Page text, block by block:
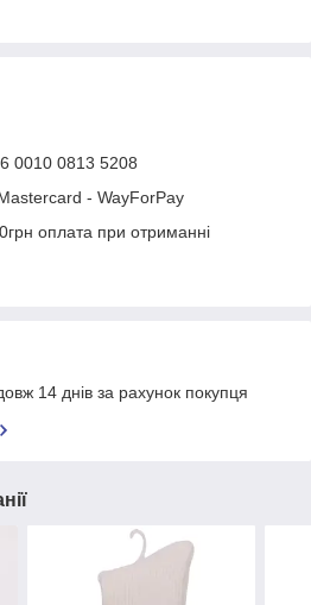
0010 0813 5208
- WayForPay
оплата при отриманні
14 днів за рахунок покупця